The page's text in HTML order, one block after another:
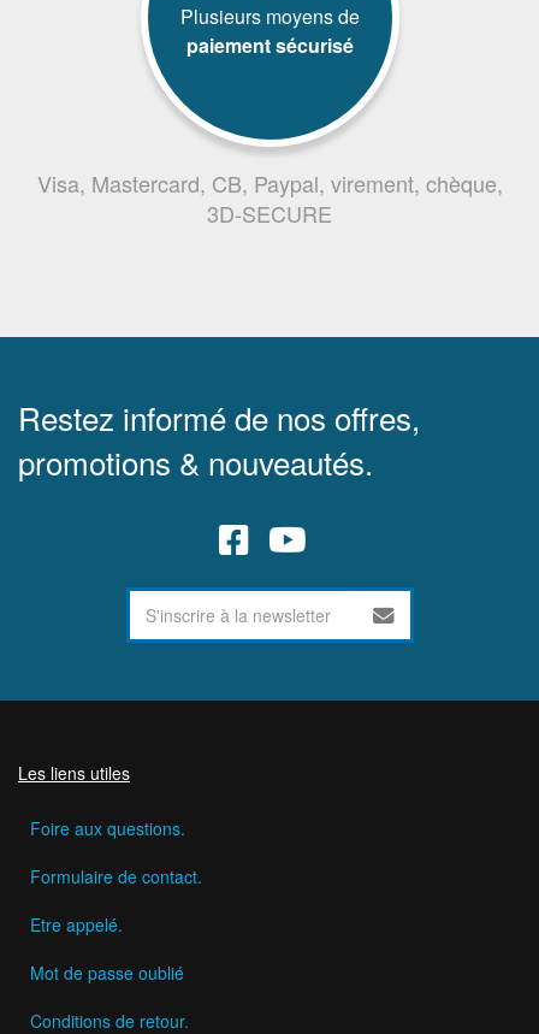
Plusieurs moyens de
paiement sécurisé
Visa, Mastercard, CB, Paypal, virement, chèque,
3D-SECURE
Restez informé de nos offres,
promotions & nouveautés.
Les liens utiles
Foire aux questions.
Formulaire de contact.
Etre appelé.
Mot de passe oublié
Conditions de retour.